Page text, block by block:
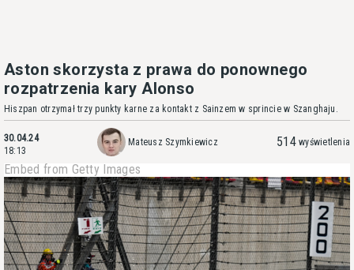
Aston skorzysta z prawa do ponownego
rozpatrzenia kary Alonso
Hiszpan otrzymał trzy punkty karne za kontakt z Sainzem w sprincie w Szanghaju.
30.04.24
18:13
Mateusz Szymkiewicz 514 wyświetlenia
Embed from Getty Images